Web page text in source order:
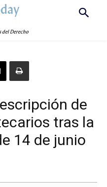
del Derecho
de
tras la
14 de junio